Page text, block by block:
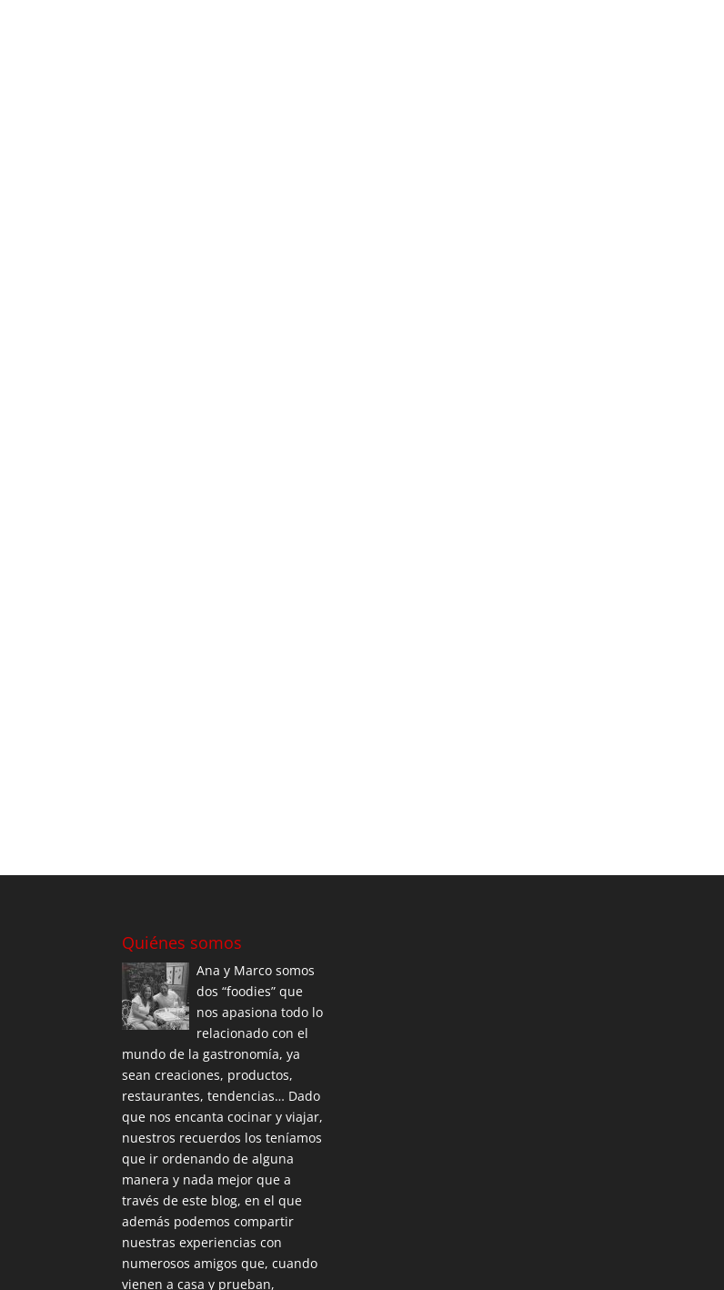
Quiénes somos
Ana y Marco somos
dos “foodies” que
nos apasiona todo lo
relacionado con el
mundo de la gastronomía, ya
sean creaciones, productos,
restaurantes, tendencias… Dado
que nos encanta cocinar y viajar,
nuestros recuerdos los teníamos
que ir ordenando de alguna
manera y nada mejor que a
través de este blog, en el que
además podemos compartir
nuestras experiencias con
numerosos amigos que, cuando
vienen a casa y prueban,